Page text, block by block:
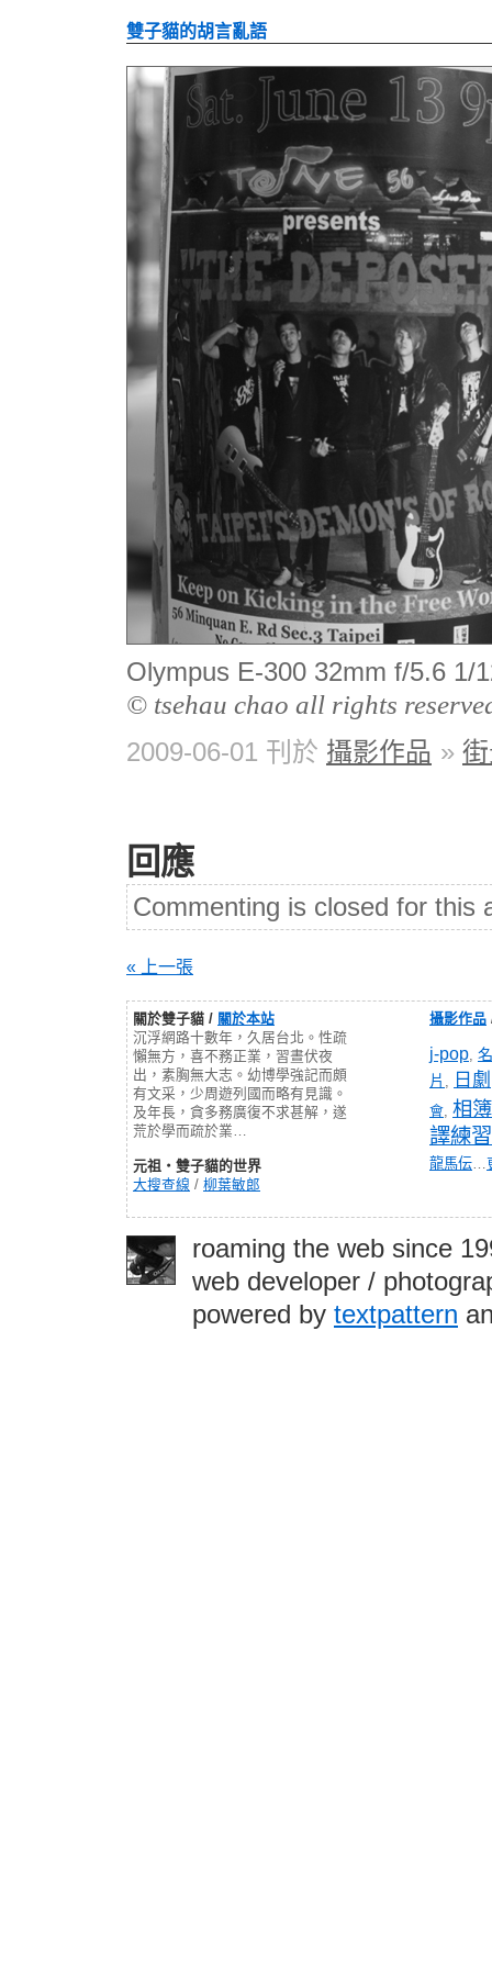
雙子貓的胡言亂語
Olympus E-300 32mm f/5.6 1/
© tsehau chao all rights
2009-06-01 刊於 攝影作品 »
回應
Commenting is closed for this
« 上一張
關於雙子貓 / 關於本站
沉浮網路十數年，久居台北。性疏
懶無方，喜不務正業，習晝伏夜
出，素胸無大志。幼博學強記而頗
有文采，少周遊列國而略有見識。
及年長，貪多務廣復不求甚解，遂
荒於學而疏於業…
元祖‧雙子貓的世界
大搜查線 / 柳葉敏郎
攝影作品
j-pop,
片 , 日劇
會, 相簿
譯練習
龍馬伝…
roaming the web since
web developer /
powered by textpattern